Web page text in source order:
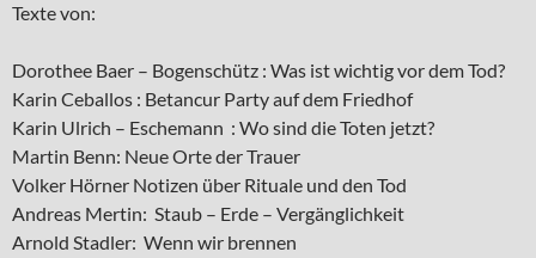
Texte von:
Dorothee Baer – Bogenschütz : Was ist wichtig vor dem Tod?
Karin Ceballos : Betancur Party auf dem Friedhof
Karin Ulrich – Eschemann : Wo sind die Toten jetzt?
Martin Benn: Neue Orte der Trauer
Volker Hörner Notizen über Rituale und den Tod
Andreas Mertin: Staub – Erde – Vergänglichkeit
Arnold Stadler: Wenn wir brennen